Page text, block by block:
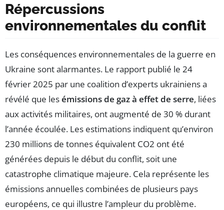
Répercussions
environnementales du conflit
Les conséquences environnementales de la guerre en
Ukraine sont alarmantes. Le rapport publié le 24
février 2025 par une coalition d’experts ukrainiens a
révélé que lesémissions de gaz à effet de serre, liées
aux activités militaires, ont augmenté de 30 % durant
l’année écoulée. Les estimations indiquent qu’environ
230 millions de tonnes équivalent CO2 ont été
générées depuis le début du conflit, soit une
catastrophe climatique majeure. Cela représente les
émissions annuelles combinées de plusieurs pays
européens, ce qui illustre l’ampleur du problème.